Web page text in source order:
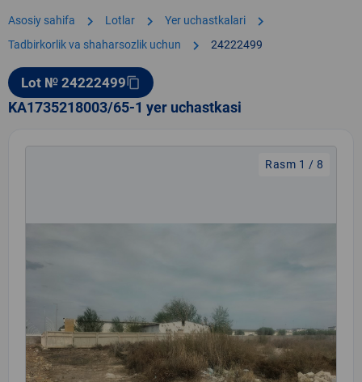
Asosiy sahifa chevron_right Lotlar chevron_right Yer uchastkalari chevron_right
Tadbirkorlik va shaharsozlik uchun chevron_right 24222499
Lot № 24222499content_copy
KA1735218003/65-1 yer uchastkasi
Rasm 1 / 8